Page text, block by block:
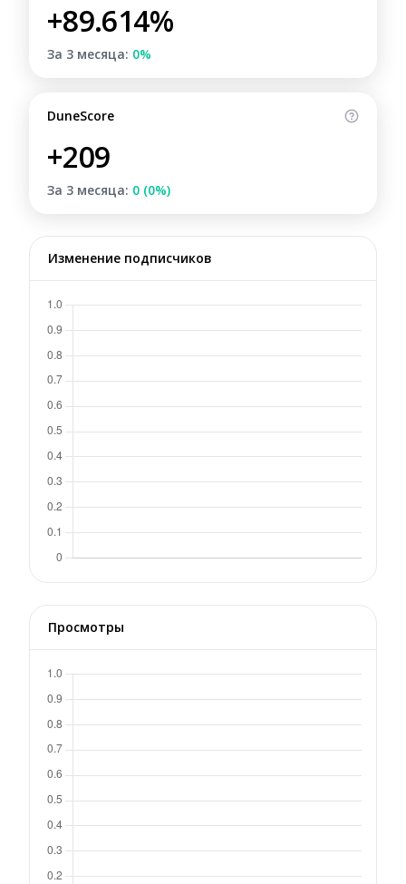
+89.614%
За 3 месяца: 0%
DuneScore
+209
За 3 месяца: 0 (0%)
Изменение подписчиков
Просмотры